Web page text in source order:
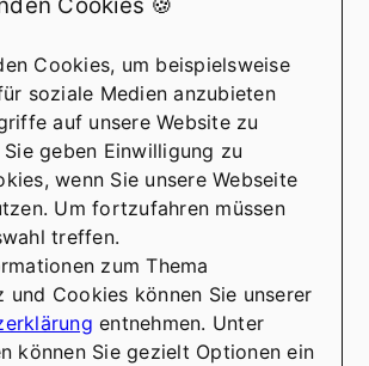
Alter –
durch die
spielt die
eine entscheidende Rolle für unser
und unsere Lebensqualität. Ist ein
wirklich sinnvoll? Wir
Ihren zweiten Lebensabschnitt
selbstbestimmt zu gestalten.
Cookies 🍪
Cookies, um beispielsweise
soziale Medien anzubieten
auf unsere Website zu
geben Einwilligung zu
wenn Sie unsere Webseite
Um fortzufahren müssen
treffen.
zum Thema
und Cookies können Sie unserer
entnehmen. Unter
können Sie gezielt Optionen ein